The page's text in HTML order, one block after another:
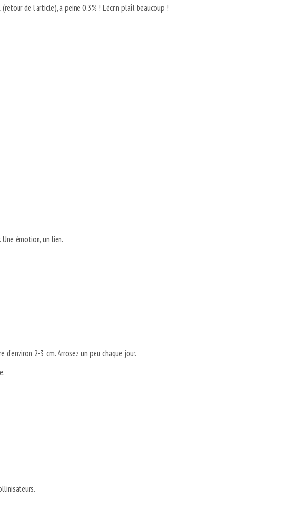
de l'article), à peine 0.3% ! L'écrin plaît beaucoup !
émotion, un lien.
2-3 cm. Arrosez un peu chaque jour.